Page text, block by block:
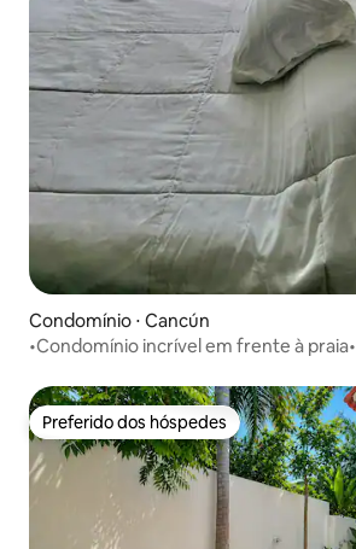
Condomínio ⋅ Cancún
•Condomínio incrível em frente à praia•
Preferido dos hóspedes
Preferido dos hóspedes